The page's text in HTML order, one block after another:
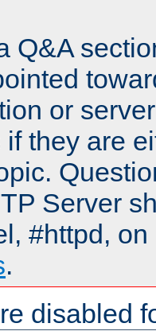
Q&A
or
if they are
Server
#httpd,
.
disabled